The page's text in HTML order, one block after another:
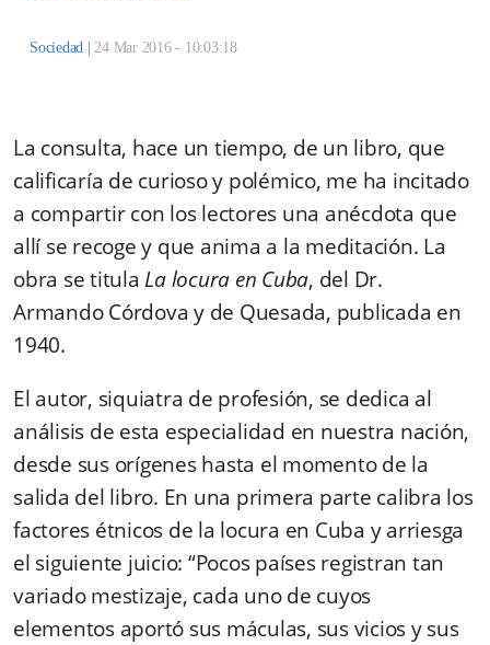
Sociedad |24 Mar 2016 - 10:03:18
La consulta, hace un tiempo, de un libro, que
calificaría de curioso y polémico, me ha incitado
a compartir con los lectores una anécdota que
allí se recoge y que anima a la meditación. La
obra se titula La locura en Cuba, del Dr.
Armando Córdova y de Quesada, publicada en
1940.
El autor, siquiatra de profesión, se dedica al
análisis de esta especialidad en nuestra nación,
desde sus orígenes hasta el momento de la
salida del libro. En una primera parte calibra los
factores étnicos de la locura en Cuba y arriesga
el siguiente juicio: “Pocos países registran tan
variado mestizaje, cada uno de cuyos
elementos aportó sus máculas, sus vicios y sus